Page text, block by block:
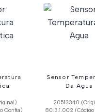
mais
Confia)
Sensor
Da Agua
20513340
80.3.1.002 (Código